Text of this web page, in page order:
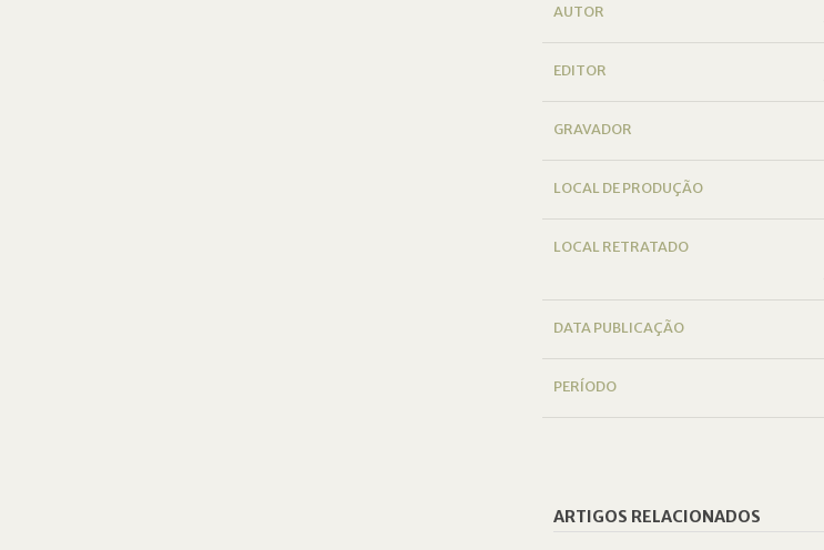
AUTOR
EDITOR
GRAVADOR
LOCAL DE PRODUÇÃO
LOCAL RETRATADO
DATA PUBLICAÇÃO
PERÍODO
ARTIGOS RELACIONADOS